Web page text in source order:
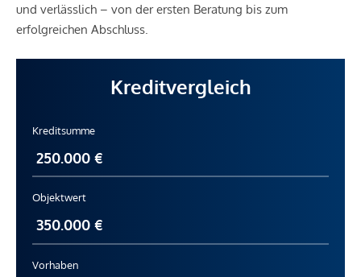
und verlässlich – von der ersten Beratung bis zum
erfolgreichen Abschluss.
Kreditvergleich
Kreditsumme
Objektwert
Vorhaben